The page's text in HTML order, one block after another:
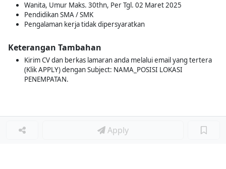
Wanita, Umur Maks. 30thn, Per Tgl. 02 Maret 2025
Pendidikan SMA / SMK
Pengalaman kerja tidak dipersyaratkan
Keterangan Tambahan
Kirim CV dan berkas lamaran anda melalui email yang tertera
(Klik APPLY) dengan Subject: NAMA_POSISI LOKASI
PENEMPATAN.
Apply